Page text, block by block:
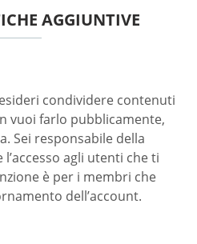
AGGIUNTIVE
condividere contenuti
vuoi farlo pubblicamente,
Sei responsabile della
agli utenti che ti
è per i membri che
dell’account.